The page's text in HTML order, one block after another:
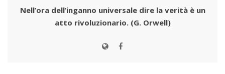
Nell’ora dell’inganno universale dire la verità è un
atto rivoluzionario. (G. Orwell)